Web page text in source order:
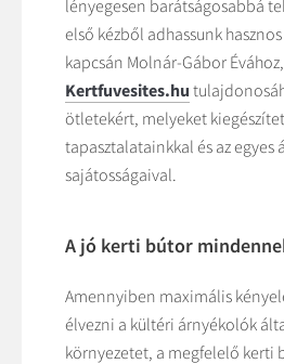
lényegesen barátságosabbá
első kézből adhassunk
kapcsán Molnár-Gábor
Kertfuvesites.hu
ötletekért, melyeket
tapasztalatainkkal és az egyes
sajátosságaival.
A jó kerti bútor
Amennyiben maximális
élvezni a kültéri árnyékolók
környezetet, a megfelelő kerti